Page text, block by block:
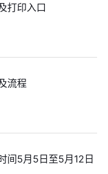
打印入口
流程
间5月5日至5月12日